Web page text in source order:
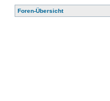
Foren-Übersicht